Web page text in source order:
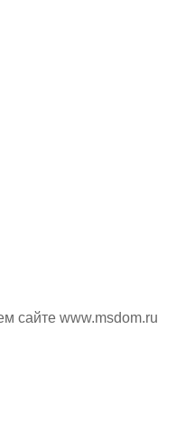
сайте www.msdom.ru